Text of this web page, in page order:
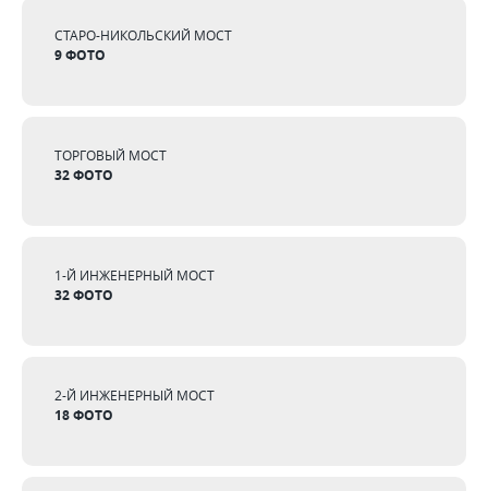
СТАРО-НИКОЛЬСКИЙ МОСТ
9 ФОТО
ТОРГОВЫЙ МОСТ
32 ФОТО
1-Й ИНЖЕНЕРНЫЙ МОСТ
32 ФОТО
2-Й ИНЖЕНЕРНЫЙ МОСТ
18 ФОТО